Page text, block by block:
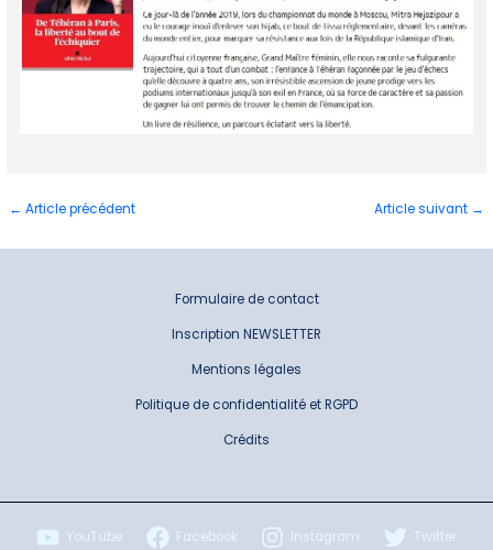
← Article précédent Article suivant →
Formulaire de contact
Inscription NEWSLETTER
Mentions légales
Politique de confidentialité et RGPD
Crédits
YouTube Facebook Instagram Twitter